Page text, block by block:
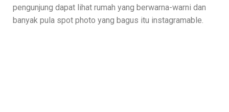
pengunjung dapat lihat rumah yang berwarna-warni dan
banyak pula spot photo yang bagus itu instagramable.